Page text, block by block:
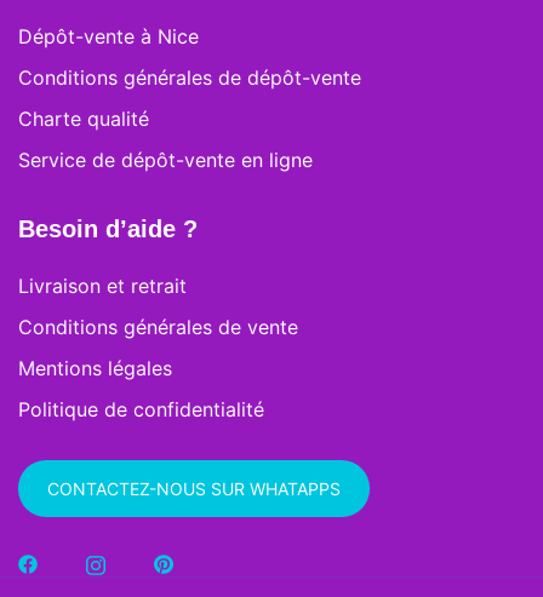
Dépôt-vente à Nice
Conditions générales de dépôt-vente
Charte qualité
Service de dépôt-vente en ligne
Besoin d’aide ?
Livraison et retrait
Conditions générales de vente
Mentions légales
Politique de confidentialité
CONTACTEZ-NOUS SUR WHATAPPS